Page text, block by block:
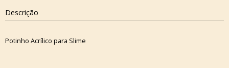
Descrição
Potinho Acrílico para Slime